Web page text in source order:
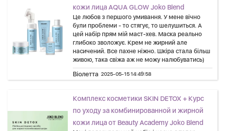
кожи лица AQUA GLOW Joko Blend
Це любов з першого умивання. У мене вічно
були проблеми - то стягує, то шелушиться. А
цей набір прям мій маст-хев. Маска реально
глибоко зволожує. Крем не жирний але
насичений. Все пахне ніжно. Шкіра стала більш
живою, така свіжа аж не можу налюбуватись)
Віолетта 2025-05-15 14:49:58
Комплекс косметики SKIN DETOX + Курс
по уходу за комбинированной и жирной
кожи лица от Beauty Academy Joko Blend